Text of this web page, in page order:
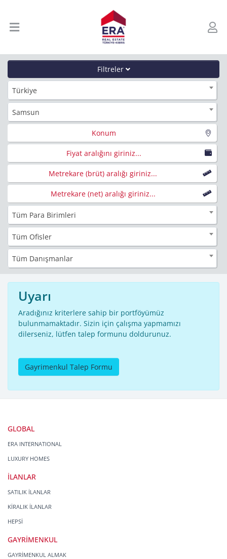
Filtreler
Türkiye
Samsun
Konum
Fiyat aralığını giriniz...
Metrekare (brüt) aralığı giriniz...
Metrekare (net) aralığı giriniz...
Tüm Para Birimleri
Tüm Ofisler
Tüm Danışmanlar
Uyarı
Aradığınız kriterlere sahip bir portföyümüz
bulunmamaktadır. Sizin için çalışma yapmamızı
dilerseniz, lütfen talep formunu doldurunuz.
Gayrimenkul Talep Formu
GLOBAL
ERA INTERNATIONAL
LUXURY HOMES
İLANLAR
SATILIK İLANLAR
KİRALIK İLANLAR
HEPSİ
GAYRİMENKUL
GAYRİMENKUL ALMAK